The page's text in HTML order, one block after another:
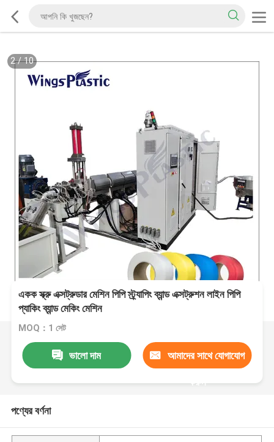
2/10
একক স্ক্রু এক্সট্রুডার মেশিন পিপি স্ট্র্যাপিং ব্যান্ড এক্সট্রুশন লাইন পিপি
প্যাকিং ব্যান্ড মেকিং মেশিন
MOQ：1 সেট
ভালো দাম আমাদের সাথে যোগাযোগ
করুন
পণ্যের বর্ণনা